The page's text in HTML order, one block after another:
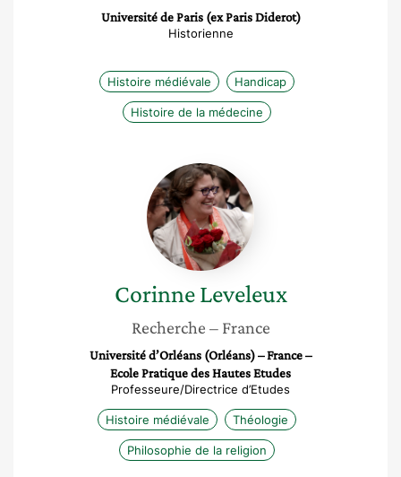
Université de Paris (ex Paris Diderot)
Historienne
Histoire médiévale Handicap
Histoire de la médecine
Corinne
Leveleux
Corinne Leveleux
Recherche – France
Université d’Orléans (Orléans) – France –
Ecole Pratique des Hautes Etudes
Professeure/Directrice d’Etudes
Histoire médiévale Théologie
Philosophie de la religion